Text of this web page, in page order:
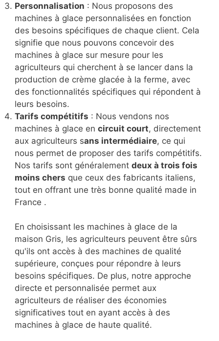
Personnalisation : Nous proposons des
machines à glace personnalisées en fonction
des besoins spécifiques de chaque client. Cela
signifie que nous pouvons concevoir des
machines à glace sur mesure pour les
agriculteurs qui cherchent à se lancer dans la
production de crème glacée à la ferme, avec
des fonctionnalités spécifiques qui répondent à
leurs besoins.
Tarifs compétitifs : Nous vendons nos
machines à glace en circuit court, directement
aux agriculteurs sans intermédiaire, ce qui
nous permet de proposer des tarifs compétitifs.
Nos tarifs sont généralement deux à trois fois
moins chers que ceux des fabricants italiens,
tout en offrant une très bonne qualité made in
France .
En choisissant les machines à glace de la
maison Gris, les agriculteurs peuvent être sûrs
qu'ils ont accès à des machines de qualité
supérieure, conçues pour répondre à leurs
besoins spécifiques. De plus, notre approche
directe et personnalisée permet aux
agriculteurs de réaliser des économies
significatives tout en ayant accès à des
machines à glace de haute qualité.